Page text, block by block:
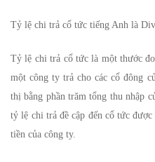
Tỷ lệ chi trả cổ tức tiếng Anh là
Tỷ lệ chi trả cổ tức là một thước
một công ty trả cho các cổ đông
thị bằng phần trăm tổng thu nhập
tỷ lệ chi trả đề cập đến cổ tức
tiền của công ty.